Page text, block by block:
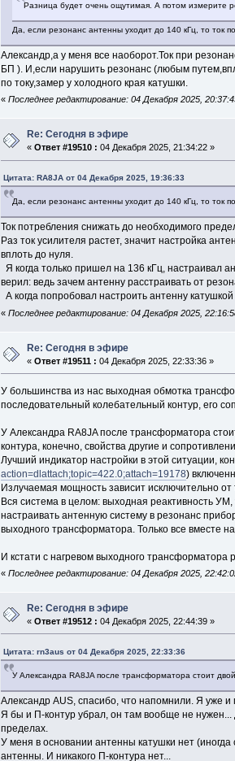
Разница будет очень ощутимая. А потом измерите
Да, если резонанс антенны уходит до 140 кГц, то ток
Александр,а у меня все наоборот.Ток при
БП ). И,если нарушить резонанс (любым
по току,замер у холодного края катушки.
« Последнее редактирование: 04 Декабря 2025,
Re: Сегодня в эфире
«Ответ #19510 : 04 Декабря 2025, 21:34:22 »
Цитата: RA8JA от 04 Декабря 2025, 19:36:33
Да, если резонанс антенны уходит до 140 кГц, то ток
Ток потребления снижать до необходимого
Раз ток усилителя растет, значит настройка
вплоть до нуля.
Я когда только пришел на 136 кГц, настраивал
верил: ведь зачем антенну расстраивать от
А когда попробовал настроить антенну
« Последнее редактирование: 04 Декабря 2025,
Re: Сегодня в эфире
«Ответ #19511 : 04 Декабря 2025, 22:33:36 »
У большинства из нас выходная обмотка
последовательный колебательный контур, его
У Александра RA8JA после трансформатора
контура, конечно, свойства другие и
Лучший индикатор настройки в этой ситуации,
action=dlattach;topic=422.0;attach=19178)
Излучаемая мощность зависит исключительно от
Вся система в целом: выходная реактивность
настраивать антенную систему в резонанс
выходного трансформатора. Только все вместе
И кстати с нагревом выходного трансформатора
« Последнее редактирование: 04 Декабря 2025,
Re: Сегодня в эфире
«Ответ #19512 : 04 Декабря 2025, 22:44:39 »
Цитата: rn3aus от 04 Декабря 2025, 22:33:36
У Александра RA8JA после трансформатора стоит
Александр AUS, спасибо, что напомнили. Я уже и
Я бы и П-контур убрал, он там вообще не нужен...
пределах.
У меня в основании антенны катушки нет
антенны. И никакого П-контура нет...